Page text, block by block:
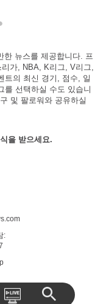
한 뉴스를 제공합니다. 프
가, NBA, K리그, V리그,
트의 최신 경기, 점수, 일
를 선택하실 수도 있습니
및 팔로워와 공유하실
을 받으세요.
: